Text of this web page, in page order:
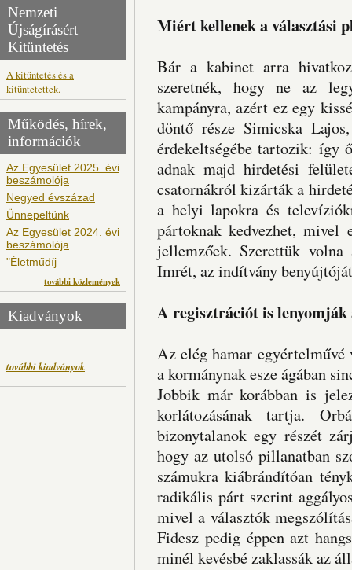
Nemzeti
Újságírásért
Kitüntetés
A kitüntetés és a
kitüntetettek.
Működés, hírek,
információk
Az Egyesület 2025. évi
beszámolója
Negyed évszázad
Ünnepeltünk
Az Egyesület 2024. évi
beszámolója
"Életműdíj
további közlemények
Kiadványok
további kiadványok
Miért kellenek a választási
Bár a kabinet arra
szeretnék, hogy ne az
kampányra, azért ez egy
döntő része Simicska
érdekeltségébe tartozik: így
adnak majd hirdetési
csatornákról kizárták a
a helyi lapokra és
pártoknak kedvezhet, mivel
jellemzőek. Szerettük
Imrét, az indítvány
A regisztrációt is
Az elég hamar
a kormánynak esze ágában
Jobbik már korábban is
korlátozásának tartja.
bizonytalanok egy részét
hogy az utolsó pillanatban
számukra kiábrándítóan
radikális párt szerint
mivel a választók
Fidesz pedig éppen azt
minél kevésbé zaklassák az